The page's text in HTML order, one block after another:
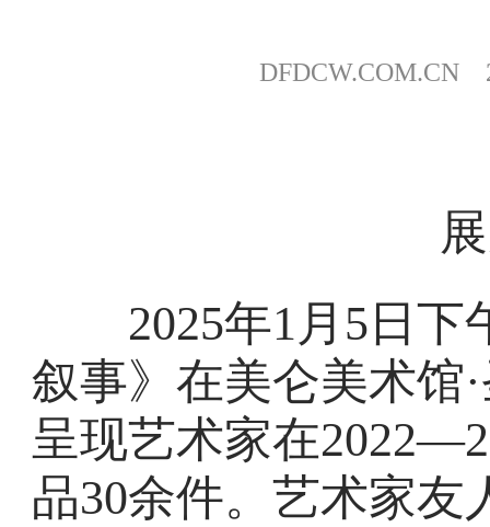
DFDCW.COM.CN
2025年1月5日下
叙事》在美仑美术馆
呈现艺术家在
品30余件。艺术家友